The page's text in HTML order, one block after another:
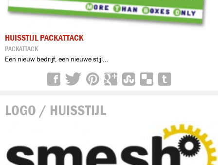
HUISSTIJL PACKATTACK
PACKATTACK
Een nieuw bedrijf, een nieuwe stijl...
LOGO / HUISSTIJL